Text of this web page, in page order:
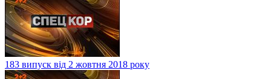
183 випуск від 2 жовтня 2018 року